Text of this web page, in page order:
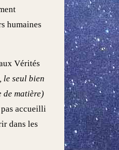
humaines
Vérités
le seul bien
de matière)
accueilli
dans les